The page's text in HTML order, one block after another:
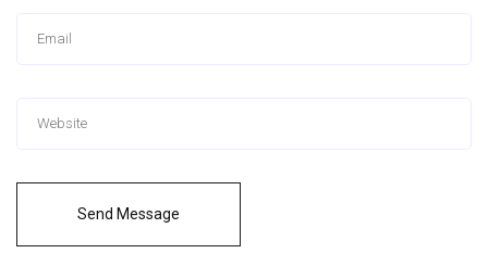
Send Message